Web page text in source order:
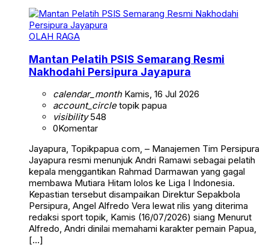
OLAH RAGA
Mantan Pelatih PSIS Semarang Resmi
Nakhodahi Persipura Jayapura
calendar_monthKamis, 16 Jul 2026
account_circletopik papua
visibility548
0Komentar
Jayapura, Topikpapua com, – Manajemen Tim Persipura
Jayapura resmi menunjuk Andri Ramawi sebagai pelatih
kepala menggantikan Rahmad Darmawan yang gagal
membawa Mutiara Hitam lolos ke Liga I Indonesia.
Kepastian tersebut disampaikan Direktur Sepakbola
Persipura, Angel Alfredo Vera lewat rilis yang diterima
redaksi sport topik, Kamis (16/07/2026) siang Menurut
Alfredo, Andri dinilai memahami karakter pemain Papua,
[…]